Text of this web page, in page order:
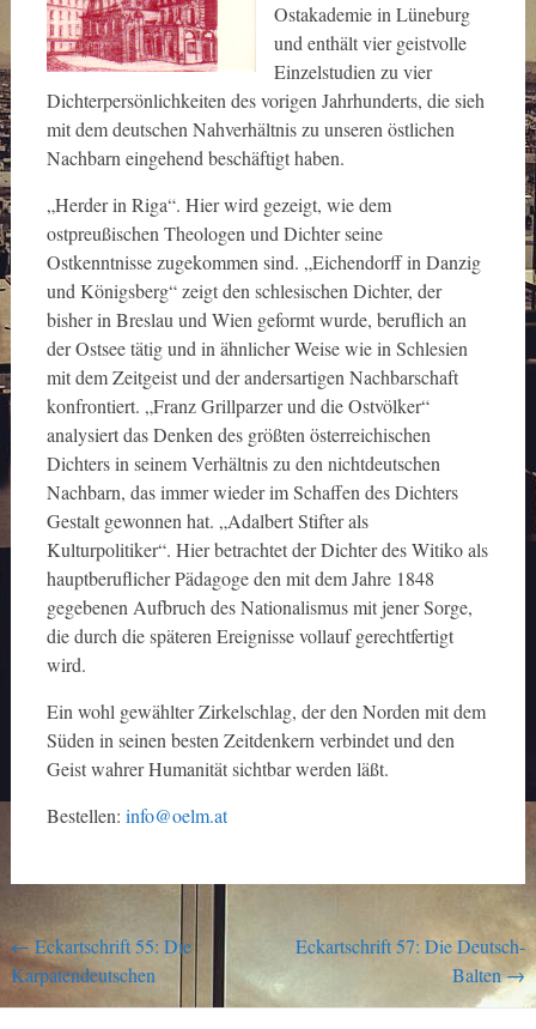
Ostakademie in Lüneburg
und enthält vier geistvolle
Einzelstudien zu vier
Dichterpersönlichkeiten des vorigen Jahrhunderts, die sieh
mit dem deutschen Nahverhältnis zu unseren östlichen
Nachbarn eingehend beschäftigt haben.
„Herder in Riga“. Hier wird gezeigt, wie dem
ostpreußischen Theologen und Dichter seine
Ostkenntnisse zugekommen sind. „Eichendorff in Danzig
und Königsberg“ zeigt den schlesischen Dichter, der
bisher in Breslau und Wien geformt wurde, beruflich an
der Ostsee tätig und in ähnlicher Weise wie in Schlesien
mit dem Zeitgeist und der andersartigen Nachbarschaft
konfrontiert. „Franz Grillparzer und die Ostvölker“
analysiert das Denken des größten österreichischen
Dichters in seinem Verhältnis zu den nichtdeutschen
Nachbarn, das immer wieder im Schaffen des Dichters
Gestalt gewonnen hat. „Adalbert Stifter als
Kulturpolitiker“. Hier betrachtet der Dichter des Witiko als
hauptberuflicher Pädagoge den mit dem Jahre 1848
gegebenen Aufbruch des Nationalismus mit jener Sorge,
die durch die späteren Ereignisse vollauf gerechtfertigt
wird.
Ein wohl gewählter Zirkelschlag, der den Norden mit dem
Süden in seinen besten Zeitdenkern verbindet und den
Geist wahrer Humanität sichtbar werden läßt.
Bestellen: info@oelm.at
Post
navigation
← Eckartschrift 55: Die
Karpatendeutschen
Eckartschrift 57: Die Deutsch-
Balten→